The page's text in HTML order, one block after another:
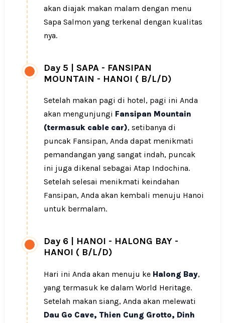
akan diajak makan malam dengan menu
Sapa Salmon yang terkenal dengan kualitas
nya.
Day 5 | SAPA - FANSIPAN
MOUNTAIN - HANOI ( B/L/D)
Setelah makan pagi di hotel, pagi ini Anda
akan mengunjungi Fansipan Mountain
(termasuk cable car), setibanya di
puncak Fansipan, Anda dapat menikmati
pemandangan yang sangat indah, puncak
ini juga dikenal sebagai Atap Indochina.
Setelah selesai menikmati keindahan
Fansipan, Anda akan kembali menuju Hanoi
untuk bermalam.
Day 6
HANOI - HALONG BAY -
HANOI ( B/L/D)
Hari ini Anda akan menuju ke Halong Bay,
yang termasuk ke dalam World Heritage.
Setelah makan siang, Anda akan melewati
Dau Go Cave, Thien Cung Grotto, Dinh